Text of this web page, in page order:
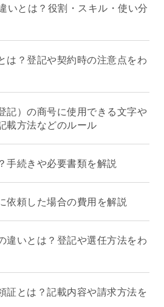
いとは？役割・スキル・使い分
は？登記や契約時の注意点をわ
記）の商号に使用できる文字や
載方法などのルール
手続きや必要書類を解説
依頼した場合の費用を解説
違いとは？登記や選任方法をわ
証とは？記載内容や請求方法を